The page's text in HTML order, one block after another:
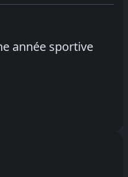
année sportive